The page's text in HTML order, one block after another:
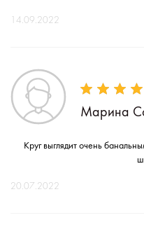
14.09.2022
Марина
Круг выглядит очень
20.07.2022